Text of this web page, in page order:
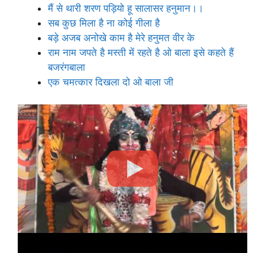
मैं से थारी शरण पड़ियो हू सालासर हनुमान।।
सब कुछ मिला है ना कोई गीला है
बड़े अजब अनोखे काम है मेरे हनुमत वीर के
राम नाम जपते है मस्ती में रहते है ओ बाला इसे कहते हैं
बजरंगबाला
एक चमत्कार दिखला दो ओ बाला जी